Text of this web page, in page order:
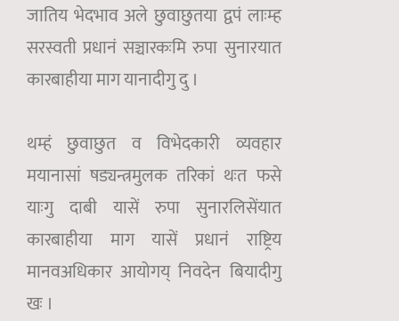
जातिय भेदभाव अले छुवाछुतया द्वपं लाःम्ह
सरस्वती प्रधानं सञ्चारकःमि रुपा सुनारयात
कारबाहीया माग यानादीगु दु ।
थम्हं छुवाछुत व विभेदकारी व्यवहार
मयानासां षड्यन्त्रमुलक तरिकां थःत फसे
याःगु दाबी यासें रुपा सुनारलिसेंयात
कारबाहीया माग यासें प्रधानं राष्ट्रिय
मानवअधिकार आयोगय् निवदेन बियादीगु
खः ।